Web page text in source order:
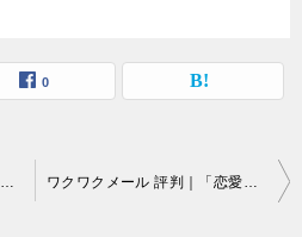
0
ワクワクメール 評判｜同期に悩みを吐露するときは…。 ワクワクメール 評判｜「恋愛占いは気休めだから信じられない」…。